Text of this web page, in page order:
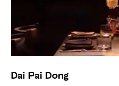
Dai Pai Dong